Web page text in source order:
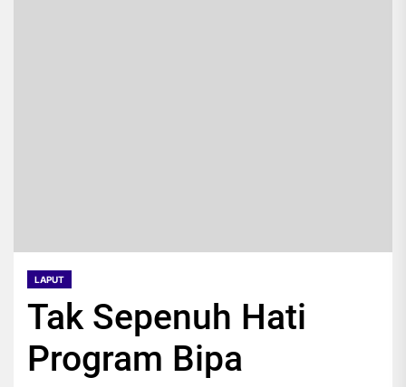
LAPUT
Tak Sepenuh Hati
Program Bipa